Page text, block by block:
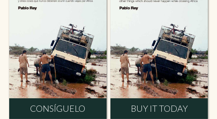
CONSÍGUELO BUY IT TODAY